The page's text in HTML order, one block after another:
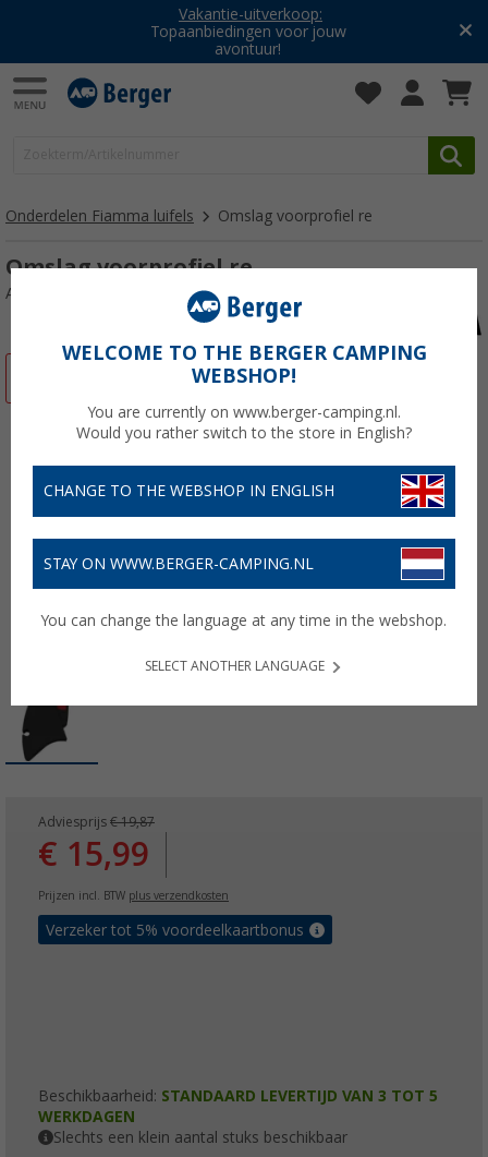
Vakantie-uitverkoop:
Topaanbiedingen voor jouw
avontuur!
Onderdelen Fiamma luifels Omslag voorprofiel re
Omslag voorprofiel re
Artikelnr: 106933
Adviesprijs € 19,87
€ 15,99
Prijzen incl. BTW plus verzendkosten
Verzeker tot 5% voordeelkaartbonus
Beschikbaarheid: STANDAARD LEVERTIJD VAN 3 TOT 5
WERKDAGEN
Slechts een klein aantal stuks beschikbaar
WELCOME TO THE BERGER CAMPING
WEBSHOP!
You are currently on www.berger-camping.nl.
Would you rather switch to the store in English?
CHANGE TO THE WEBSHOP IN ENGLISH
STAY ON WWW.BERGER-CAMPING.NL
You can change the language at any time in the webshop.
SELECT ANOTHER LANGUAGE